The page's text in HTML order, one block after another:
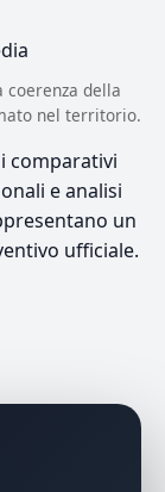
della
nel territorio.
comparativi
e analisi
un
ufficiale.